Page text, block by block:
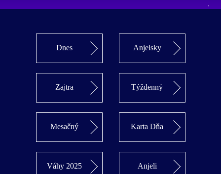
Dnes Anjelsky
Zajtra Týždenný
Mesačný Karta Dňa
Váhy 2025 Anjeli